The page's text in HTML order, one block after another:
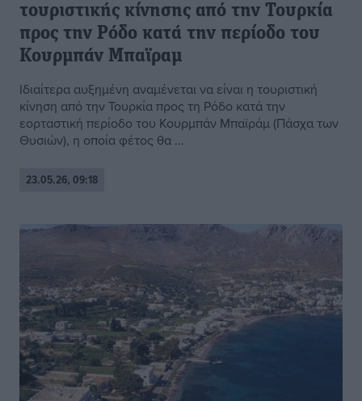
τουριστικής κίνησης από την Τουρκία
προς την Ρόδο κατά την περίοδο του
Κουρμπάν Μπαϊραμ
Ιδιαίτερα αυξημένη αναμένεται να είναι η τουριστική
κίνηση από την Τουρκία προς τη Ρόδο κατά την
εορταστική περίοδο του Κουρμπάν Μπαϊράμ (Πάσχα των
Θυσιών), η οποία φέτος θα ...
23.05.26, 09:18